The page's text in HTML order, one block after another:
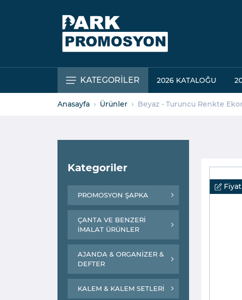
KATEGORİLER 2026 KATALOĞU
Anasayfa Ürünler Beyaz - Turuncu Renkte
Kategoriler
PROMOSYON ŞAPKA
ÇANTA VE BENZERİ
İMALAT ÜRÜNLER
AJANDA & ORGANİZER &
DEFTER
KALEM & KALEM SETLERİ
Fiyat